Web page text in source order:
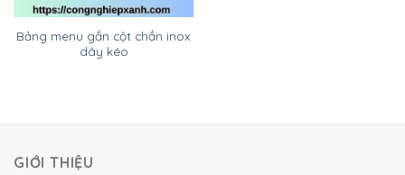
Bảng menu gắn cột chắn inox
dây kéo
GIỚI THIỆU